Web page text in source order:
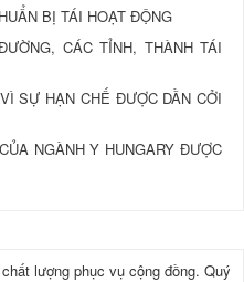
BỊ TÁI HOẠT ĐỘNG
CÁC TỈNH, THÀNH TÁI
SỰ HẠN CHẾ ĐƯỢC DẦN CỞI
NGÀNH Y HUNGARY ĐƯỢC
lượng phục vụ cộng đồng. Quý